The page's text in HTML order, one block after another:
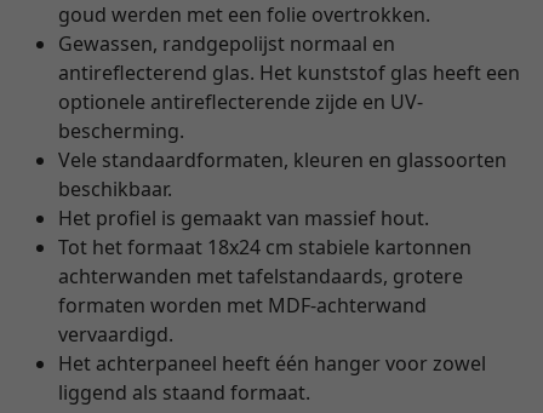
goud werden met een folie overtrokken.
Gewassen, randgepolijst normaal en
antireflecterend glas. Het kunststof glas heeft een
optionele antireflecterende zijde en UV-
bescherming.
Vele standaardformaten, kleuren en glassoorten
beschikbaar.
Het profiel is gemaakt van massief hout.
Tot het formaat 18x24 cm stabiele kartonnen
achterwanden met tafelstandaards, grotere
formaten worden met MDF-achterwand
vervaardigd.
Het achterpaneel heeft één hanger voor zowel
liggend als staand formaat.